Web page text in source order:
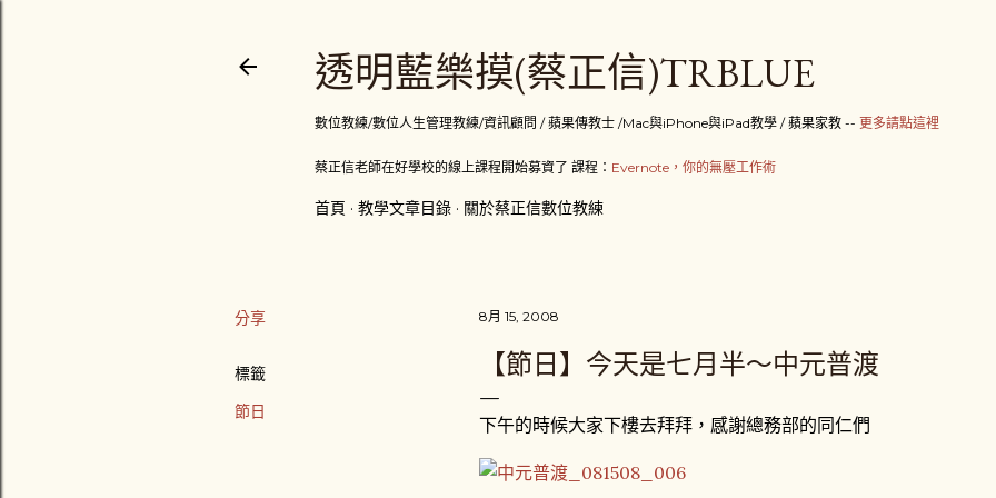
透明藍樂摸(蔡正信)TRBLUE
數位教練/數位人生管理教練/資訊顧問 / 蘋果傳教士 /Mac與iPhone與iPad教學 / 蘋果家教 -- 更多請點這裡
蔡正信老師在好學校的線上課程開始募資了 課程： Evernote，你的無壓工作術
首頁 教學文章目錄 關於蔡正信數位教練
分享
標籤
節日
8月 15, 2008
【節日】今天是七月半～中元普渡
下午的時候大家下樓去拜拜，感謝總務部的同仁們